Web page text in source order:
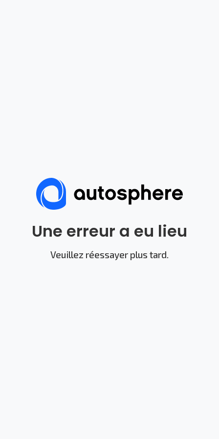
Une erreur a eu lieu
Veuillez réessayer plus tard.